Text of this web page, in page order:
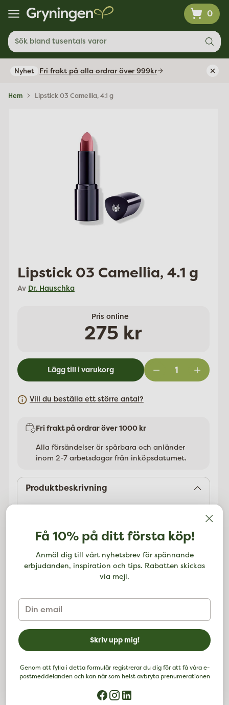
0
Sök bland tusentals varor
Nyhet Fri frakt på alla ordrar över 999kr
Få 10% på ditt första köp!
Anmäl dig till vårt nyhetsbrev för spännande
erbjudanden, inspiration och tips. Rabatten skickas
via mejl.
Din
email
Skriv upp mig!
Genom att fylla i detta formulär registrerar du dig för att få våra e-
postmeddelanden och kan när som helst avbryta prenumerationen
Hem Lipstick 03 Camellia, 4.1 g
Lipstick 03 Camellia, 4.1 g
Av Dr. Hauschka
Pris online
Ordinarie
pris
275 kr
Lägg till i varukorg
Vill du beställa ett större antal?
Fri frakt på ordrar över 1000 kr
Alla försändelser är spårbara och anländer
inom 2-7 arbetsdagar från inköpsdatumet.
Produktbeskrivning
läkeväxter, särskilt av rosenblad, mandelolja och
karnaubavax.
Ingredienser: Ricinus Communis (Castor) Seed
Oil, Simmondsia Chinensis (Jojoba) Seed Oil,
Lanolin, Beeswax (Cera Alba), Euphorbia Cerifera
Vulneraria Extract, Prunus Amygdalus Dulcis
Kernel Oil, Hydrogenated Jojoba Oil, Rosa
Canina Fruit Extract, Daucus Carota Sativa
Wax, Fragrance (Parfum)*, Linalool*, Benzyl
Benzoate*, Farnesol*, Limonene*, Geraniol*,
Eugenol*, Benzyl Salicylate*, Benzyl Alcohol*,
Citronellol*, Mica, Lecithin, Silica, Helianthus